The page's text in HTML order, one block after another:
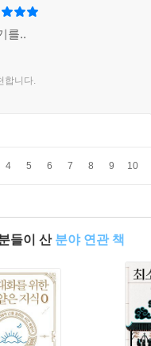
를..
합니다.
4 5 6 7 8 9 10
들이 산 분야 연관 책